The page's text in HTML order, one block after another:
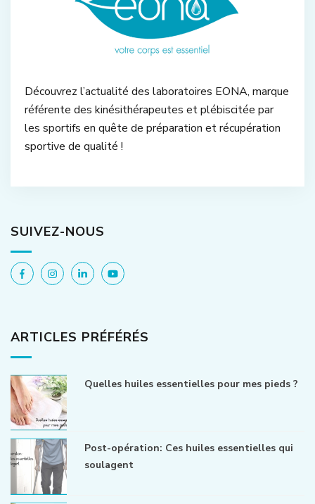
Découvrez l’actualité des laboratoires EONA, marque
référente des kinésithérapeutes et plébiscitée par
les sportifs en quête de préparation et récupération
sportive de qualité !
SUIVEZ-NOUS
ARTICLES PRÉFÉRÉS
Quelles huiles essentielles pour mes pieds ?
Post-opération: Ces huiles essentielles qui
soulagent